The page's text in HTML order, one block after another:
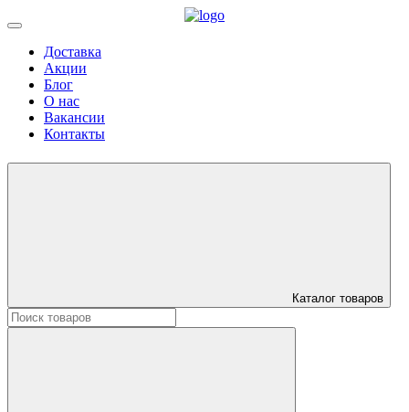
Доставка
Акции
Блог
О нас
Вакансии
Контакты
Каталог товаров
Искать: